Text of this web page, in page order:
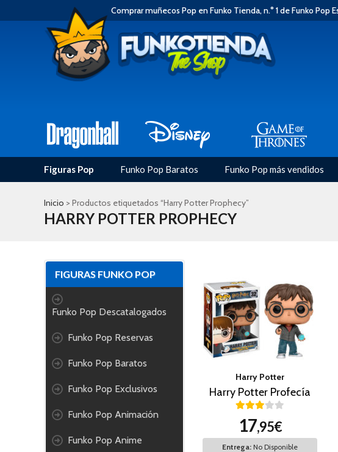
Comprar muñecos Pop en Funko Tienda, n.° 1 de Funko Pop
Figuras Pop Funko Pop Baratos Funko Pop más vendidos
Inicio > Productos etiquetados “Harry Potter Prophecy”
HARRY POTTER PROPHECY
FIGURAS FUNKO POP
Funko Pop Descatalogados
Funko Pop Reservas
Funko Pop Baratos
Funko Pop Exclusivos
Funko Pop Animación
Funko Pop Anime
Harry Potter
Harry Potter Profecía
17,95€
Entrega: No Disponible